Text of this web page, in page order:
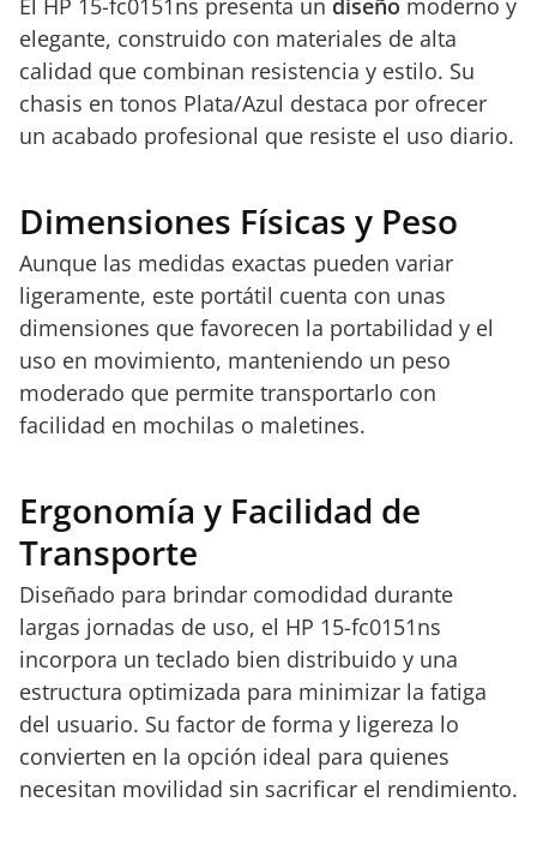
El HP 15-fc0151ns presenta un diseño moderno y
elegante, construido con materiales de alta
calidad que combinan resistencia y estilo. Su
chasis en tonos Plata/Azul destaca por ofrecer
un acabado profesional que resiste el uso diario.
Dimensiones Físicas y Peso
Aunque las medidas exactas pueden variar
ligeramente, este portátil cuenta con unas
dimensiones que favorecen la portabilidad y el
uso en movimiento, manteniendo un peso
moderado que permite transportarlo con
facilidad en mochilas o maletines.
Ergonomía y Facilidad de
Transporte
Diseñado para brindar comodidad durante
largas jornadas de uso, el HP 15-fc0151ns
incorpora un teclado bien distribuido y una
estructura optimizada para minimizar la fatiga
del usuario. Su factor de forma y ligereza lo
convierten en la opción ideal para quienes
necesitan movilidad sin sacrificar el rendimiento.